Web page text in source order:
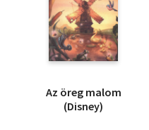
Az öreg malom
(Disney)